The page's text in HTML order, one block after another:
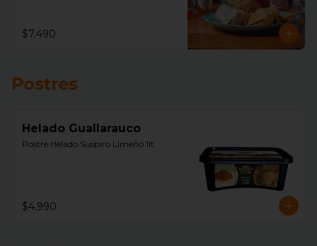
$7.490
Postres
Helado Guallarauco
Postre Helado Suspiro Limeño 1lt
$4.990